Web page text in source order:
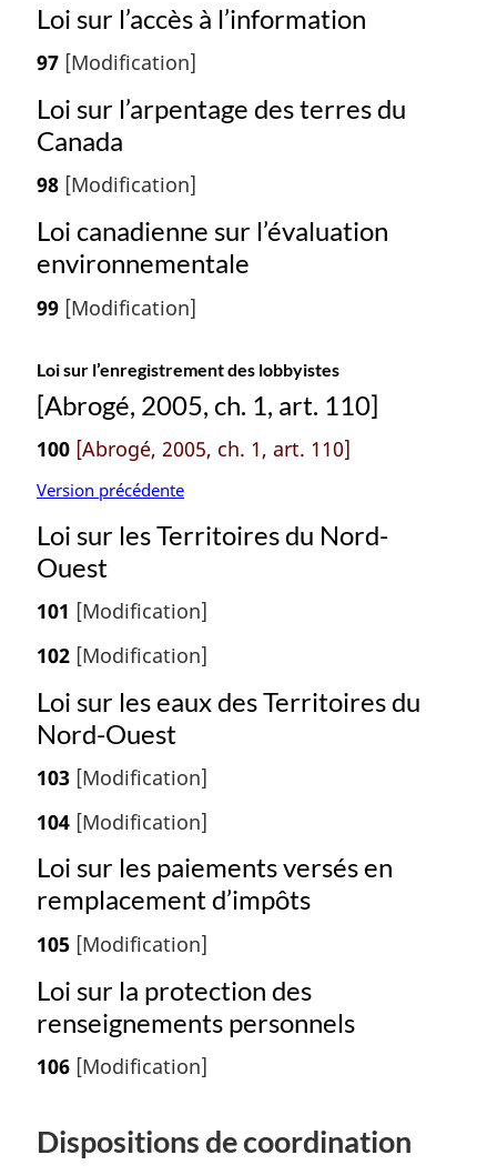
Loi sur l’accès à l’information
97 [Modification]
Loi sur l’arpentage des terres du
Canada
98 [Modification]
Loi canadienne sur l’évaluation
environnementale
99 [Modification]
Loi sur l’enregistrement des lobbyistes
[Abrogé, 2005, ch. 1, art. 110]
100 [Abrogé, 2005, ch. 1, art. 110]
Version précédente
Loi sur les Territoires du Nord-
Ouest
101 [Modification]
102 [Modification]
Loi sur les eaux des Territoires du
Nord-Ouest
103 [Modification]
104 [Modification]
Loi sur les paiements versés en
remplacement d’impôts
105 [Modification]
Loi sur la protection des
renseignements personnels
106 [Modification]
Dispositions de coordination